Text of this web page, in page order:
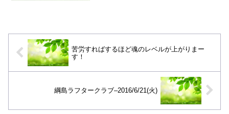
苦労すればするほど魂のレベルが上がりまー
す！
綱島ラフタークラブ–2016/6/21(火)